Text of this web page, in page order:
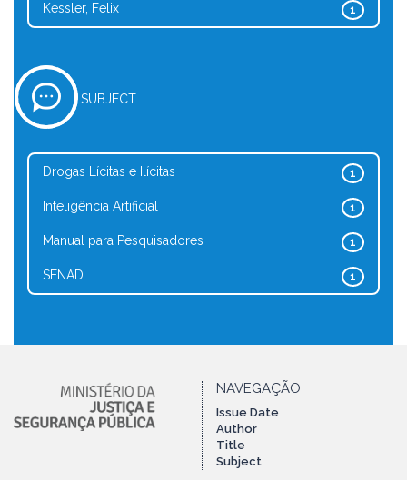
1
Kessler, Felix
SUBJECT
1
Drogas Lícitas e Ilícitas
1
Inteligência Artificial
1
Manual para Pesquisadores
1
SENAD
NAVEGAÇÃO
Issue Date
Author
Title
Subject